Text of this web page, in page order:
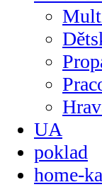
UA
poklad
home-